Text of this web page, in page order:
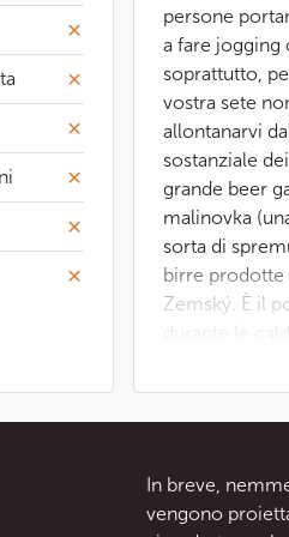
persone
a fare jogging
soprattutto,
vostra sete
allontanarvi
sostanziale
grande beer
malinovka
sorta di
birre
Zemský. È il
durante le
L’atmosfera
comunque
daranno la
In breve,
vengono